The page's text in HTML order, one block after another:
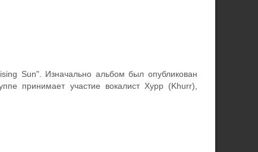
Sun". Изначально альбом был опубликован
принимает участие вокалист Хурр (Khurr),